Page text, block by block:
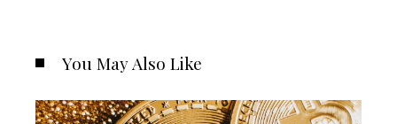
You May Also Like